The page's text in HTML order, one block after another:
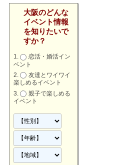
大阪のどんな
イベント情報
を知りたいで
すか？
恋活・婚活イン
ベント
友達とワイワイ
楽しめるイベント
親子で楽しめる
イベント